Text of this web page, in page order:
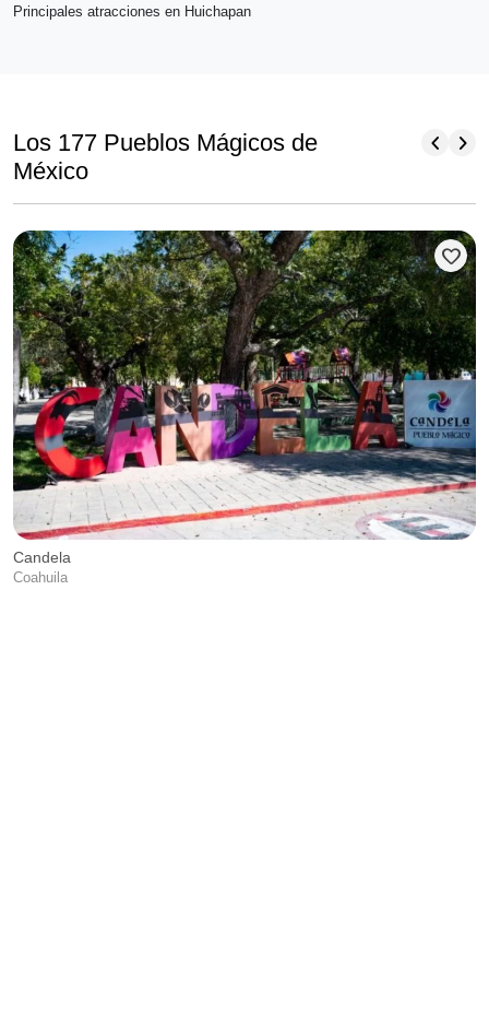
Principales atracciones en Huichapan
Los 177 Pueblos Mágicos de
México
chevron_left chevron_right
favorite
Candela
Coahuila